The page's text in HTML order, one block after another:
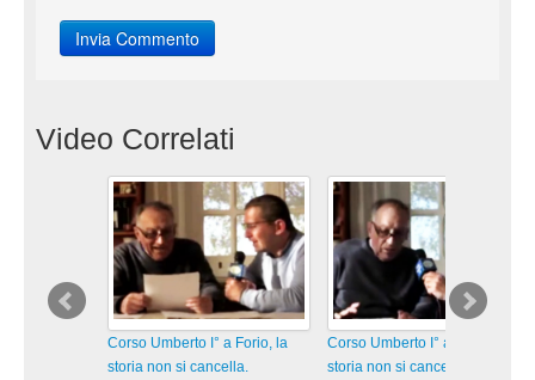
Video Correlati
Corso Umberto I° a Forio, la
storia non si cancella.
Corso Umberto I° a Forio, la
storia non si cancella.